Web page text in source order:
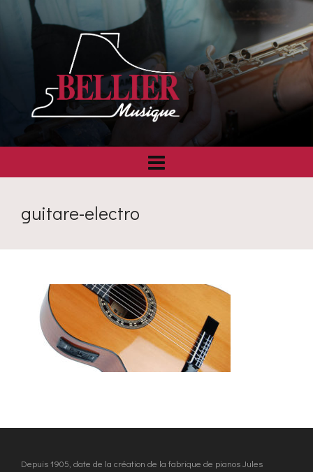
guitare-electro
Depuis 1905, date de la création de la fabrique de pianos Jules